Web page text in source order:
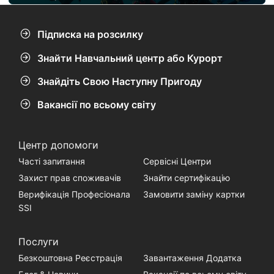
Підписка на розсилку
Знайти Навчальний центр або Курорт
Знайдіть Свою Наступну Пригоду
Вакансії по всьому світу
Центр допомоги
Часті запитання
Сервісні Центри
Захист прав споживачів
Знайти сертифікацію
Верифікація Професіонала
SSI
Замовити заміну картки
Послуги
Безкоштовна Реєстрація
Завантаження Додатка